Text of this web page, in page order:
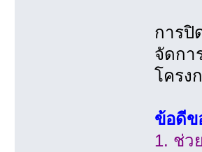
การปิ
จัดกา
โครง
ข้อดีข
1. ช่ว